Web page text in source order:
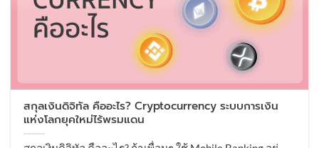
สกุลเงินดิจิทัล คืออะไร? Cryptocurrency ระบบการเงิน
แห่งโลกยุคใหม่ไร้พรมแดน